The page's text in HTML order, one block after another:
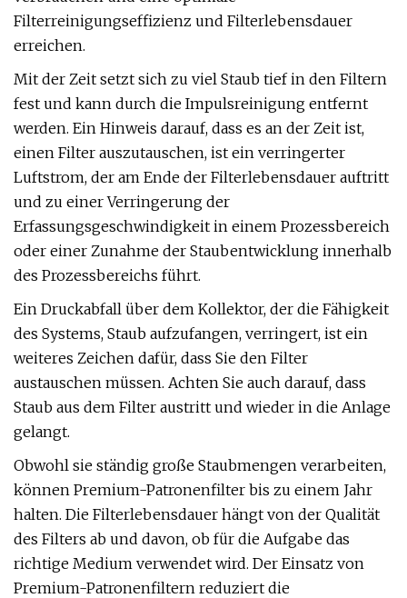
Filterreinigungseffizienz und Filterlebensdauer
erreichen.
Mit der Zeit setzt sich zu viel Staub tief in den Filtern
fest und kann durch die Impulsreinigung entfernt
werden. Ein Hinweis darauf, dass es an der Zeit ist,
einen Filter auszutauschen, ist ein verringerter
Luftstrom, der am Ende der Filterlebensdauer auftritt
und zu einer Verringerung der
Erfassungsgeschwindigkeit in einem Prozessbereich
oder einer Zunahme der Staubentwicklung innerhalb
des Prozessbereichs führt.
Ein Druckabfall über dem Kollektor, der die Fähigkeit
des Systems, Staub aufzufangen, verringert, ist ein
weiteres Zeichen dafür, dass Sie den Filter
austauschen müssen. Achten Sie auch darauf, dass
Staub aus dem Filter austritt und wieder in die Anlage
gelangt.
Obwohl sie ständig große Staubmengen verarbeiten,
können Premium-Patronenfilter bis zu einem Jahr
halten. Die Filterlebensdauer hängt von der Qualität
des Filters ab und davon, ob für die Aufgabe das
richtige Medium verwendet wird. Der Einsatz von
Premium-Patronenfiltern reduziert die